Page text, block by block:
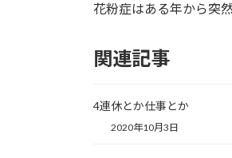
花粉症はある年から突
関連記事
4連休とか仕事とか
2020年10月3日